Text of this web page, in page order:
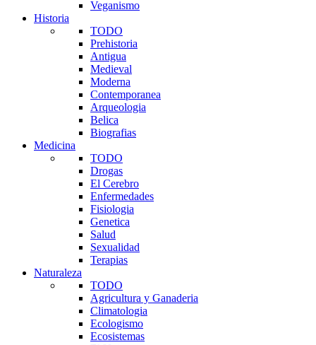
Veganismo
Historia
TODO
Prehistoria
Antigua
Medieval
Moderna
Contemporanea
Arqueologia
Belica
Biografias
Medicina
TODO
Drogas
El Cerebro
Enfermedades
Fisiologia
Genetica
Salud
Sexualidad
Terapias
Naturaleza
TODO
Agricultura y Ganaderia
Climatologia
Ecologismo
Ecosistemas